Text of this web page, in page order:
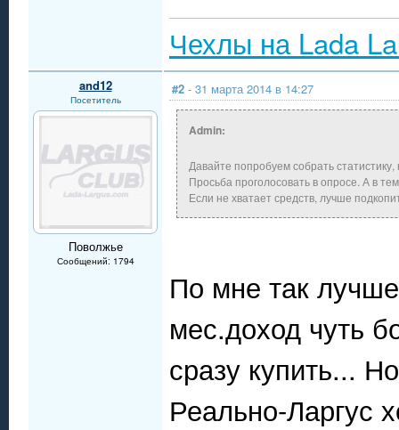
Чехлы на Lada
and12
Посетитель
Поволжье
Сообщений: 1794
#2 - 31 марта 2014 в 14:27
Admin:
Давайте попробуем собрать
Просьба проголосовать в опросе. А в
Если не хватает средств, лучше
По мне так
мес.доход чуть
сразу купить...
Реально-